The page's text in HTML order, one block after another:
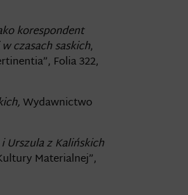
korespondent
czasach saskich,
Folia 322,
Wydawnictwo
Urszula z Kalińskich
Materialnej”,